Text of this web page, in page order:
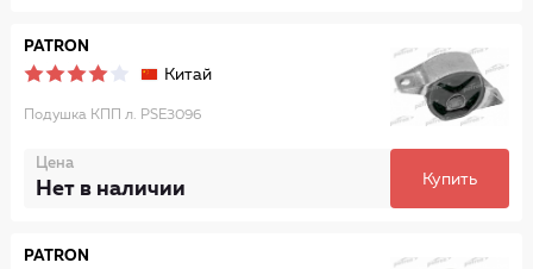
PATRON
Китай
Подушка КПП л. PSE3096
Цена
Нет в наличии Купить
PATRON